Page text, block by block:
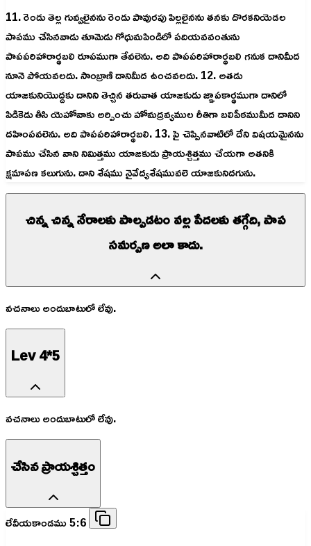
11. రెండు తెల్ల గువ్వలైనను రెండు పావురపు పిల్లలైనను తనకు దొరకనియెడల
పాపము చేసినవాడు తూమెడు గోధుమపిండిలో పదియవవంతును
పాపపరిహారార్థబలి రూపముగా తేవలెను. అది పాపపరిహారార్థబలి గనుక దానిమీద
నూనె పోయవలదు. సాంబ్రాణి దానిమీద ఉంచవలదు. 12. అతడు
యాజకునియొద్దకు దానిని తెచ్చిన తరువాత యాజకుడు జ్ఞాపకార్థముగా దానిలో
పిడికెడు తీసి యెహోవాకు అర్పించు హోమద్రవ్యముల రీతిగా బలిపీఠముమీద దానిని
దహింపవలెను. అది పాపపరిహారార్థబలి. 13. పై చెప్పినవాటిలో దేని విషయమైనను
పాపము చేసిన వాని నిమిత్తము యాజకుడు ప్రాయశ్చిత్తము చేయగా అతనికి
క్షమాపణ కలుగును. దాని శేషము నైవేద్యశేషమువలె యాజకునిదగును.
చిన్న చిన్న నేరాలకు పాల్పడటం వల్ల పేదలకు తగ్గేది, పాప
సమర్పణ అలా కాదు.
వచనాలు అందుబాటులో లేవు.
Lev 4*5
వచనాలు అందుబాటులో లేవు.
చేసిన ప్రాయశ్చిత్తం
లేవీయకాండము 5:6